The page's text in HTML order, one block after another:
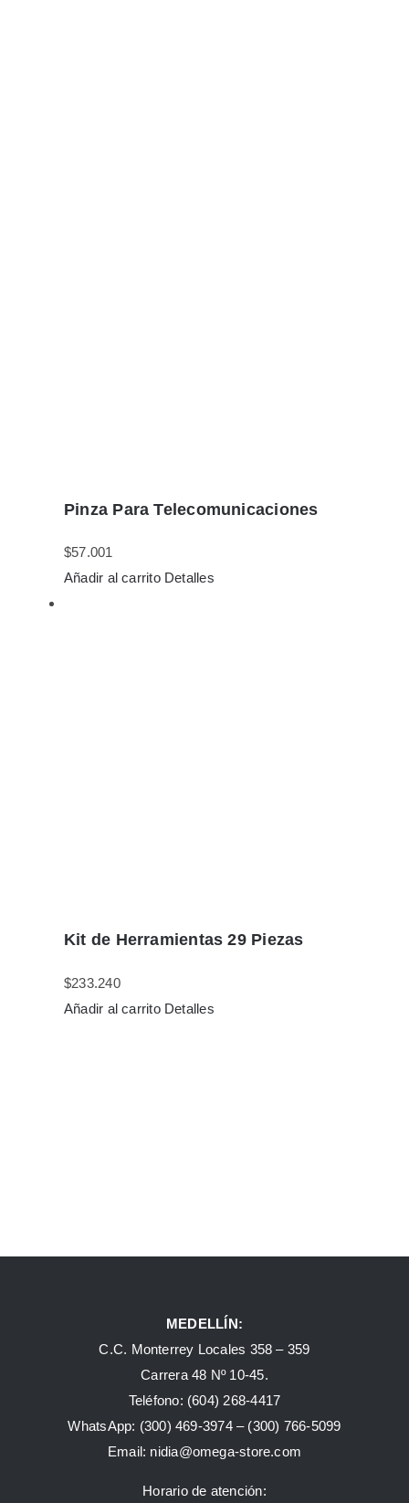
Pinza Para Telecomunicaciones
$57.001
Añadir al carrito Detalles
Kit de Herramientas 29 Piezas
$233.240
Añadir al carrito Detalles
MEDELLÍN:
C.C. Monterrey Locales 358 – 359
Carrera 48 Nº 10-45.
Teléfono: (604) 268-4417
WhatsApp: (300) 469-3974 – (300) 766-5099
Email: nidia@omega-store.com
Horario de atención: